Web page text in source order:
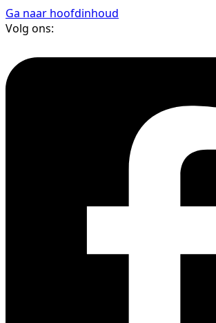
Ga naar hoofdinhoud
Volg ons: